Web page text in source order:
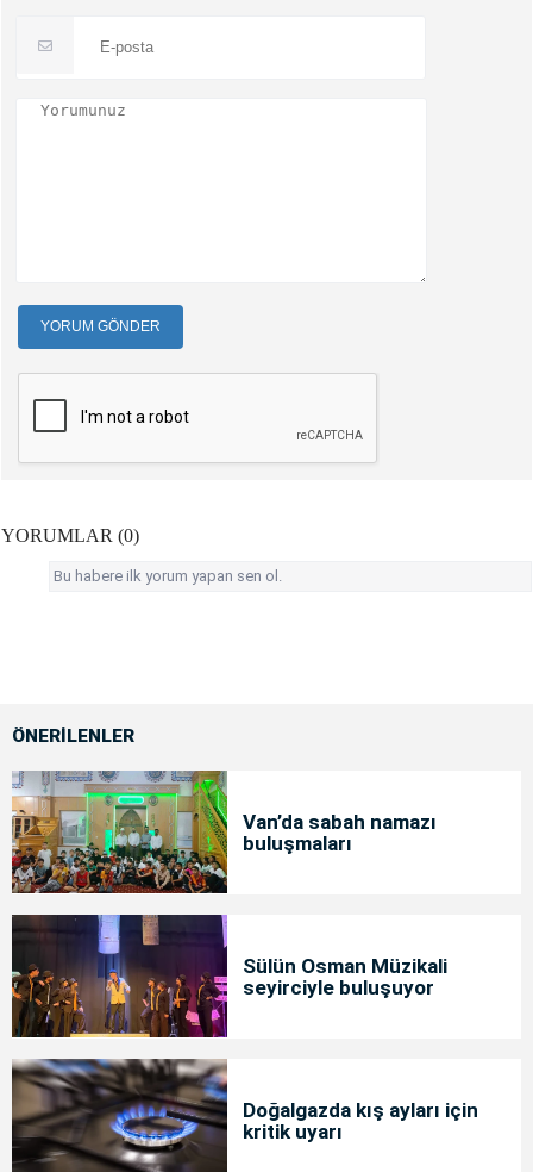
YORUM GÖNDER
YORUMLAR (0)
Bu habere ilk yorum yapan sen ol.
ÖNERİLENLER
Van’da sabah namazı
buluşmaları
Sülün Osman Müzikali
seyirciyle buluşuyor
Doğalgazda kış ayları için
kritik uyarı